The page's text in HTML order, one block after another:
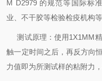
M D2979 的规范等国际标
业、不干胶等检验检疫机构等
测试原理：使用1X1MM
触一定时间之后， 再反方向
力值即为所测试样的粘附力